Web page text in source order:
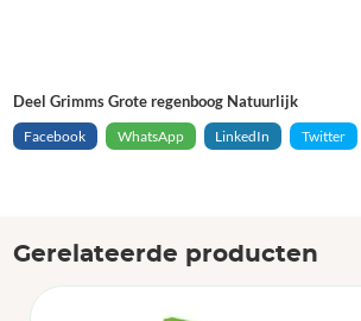
Deel Grimms Grote regenboog Natuurlijk
Facebook
WhatsApp LinkedIn Twitter
Gerelateerde producten